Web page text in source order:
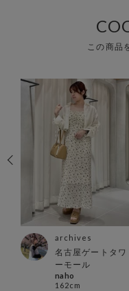
この商品
archives
名古屋ゲートタワ
ーモール
naho
162cm